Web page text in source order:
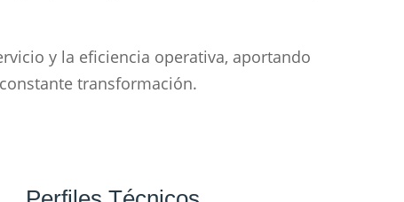
y la eficiencia operativa, aportando
transformación.